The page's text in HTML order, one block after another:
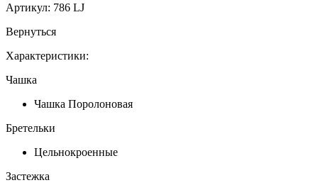
Артикул: 786 LJ
Вернуться
Характеристики:
Чашка
Чашка Поролоновая
Бретельки
Цельнокроенные
Застежка